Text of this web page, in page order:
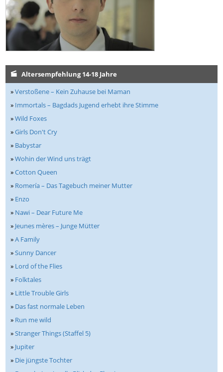
Altersempfehlung 14-18 Jahre
»Verstoßene – Kein Zuhause bei Maman
» Immortals – Bagdads Jugend erhebt ihre Stimme
»Wild Foxes
»Girls Don't Cry
» Babystar
»Wohin der Wind uns trägt
»Cotton Queen
» Romería – Das Tagebuch meiner Mutter
» Enzo
» Nawi – Dear Future Me
» Jeunes mères – Junge Mütter
»A Family
»Sunny Dancer
» Lord of the Flies
» Folktales
» Little Trouble Girls
» Das fast normale Leben
» Run me wild
»Stranger Things (Staffel 5)
» Jupiter
» Die jüngste Tochter